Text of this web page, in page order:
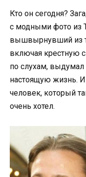
Кто он сегодня?
с модными фото из
вышвырнувший из
включая крестную
по слухам, выдумал
настоящую жизнь.
человек, который
очень хотел.